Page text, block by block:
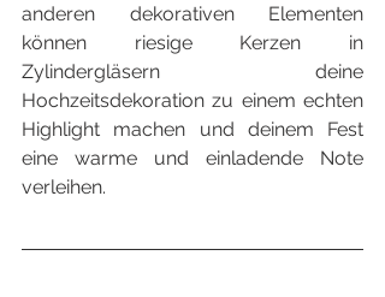
anderen dekorativen Elementen
können riesige Kerzen in
Zylindergläsern deine
Hochzeitsdekoration zu einem echten
Highlight machen und deinem Fest
eine warme und einladende Note
verleihen.